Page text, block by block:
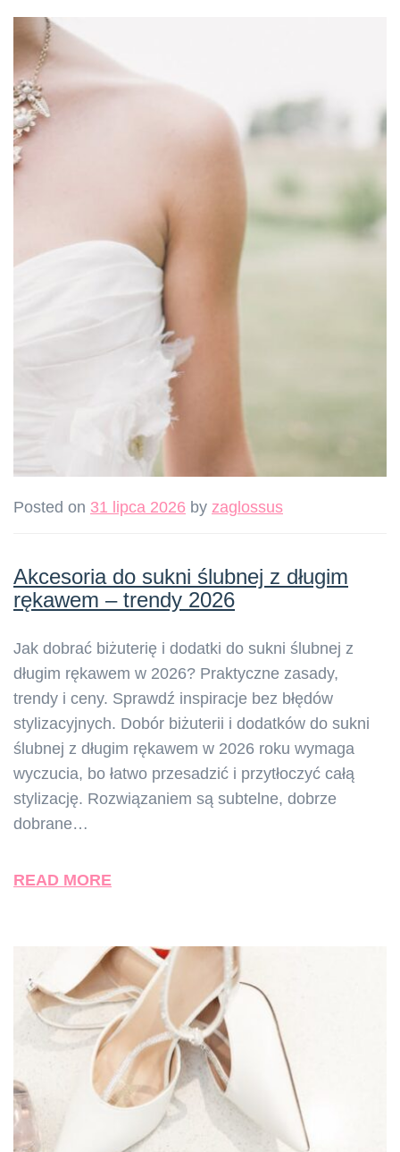
Posted on 31 lipca 2026 by zaglossus
Akcesoria do sukni ślubnej z długim
rękawem – trendy 2026
Jak dobrać biżuterię i dodatki do sukni ślubnej z
długim rękawem w 2026? Praktyczne zasady,
trendy i ceny. Sprawdź inspiracje bez błędów
stylizacyjnych. Dobór biżuterii i dodatków do sukni
ślubnej z długim rękawem w 2026 roku wymaga
wyczucia, bo łatwo przesadzić i przytłoczyć całą
stylizację. Rozwiązaniem są subtelne, dobrze
dobrane…
READ MORE